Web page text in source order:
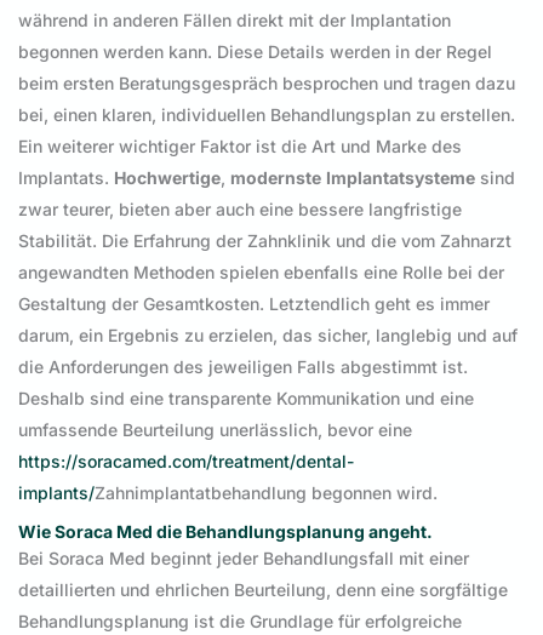
während in anderen Fällen direkt mit der Implantation
begonnen werden kann. Diese Details werden in der Regel
beim ersten Beratungsgespräch besprochen und tragen dazu
bei, einen klaren, individuellen Behandlungsplan zu erstellen.
Ein weiterer wichtiger Faktor ist die Art und Marke des
Implantats. Hochwertige, modernste Implantatsysteme sind
zwar teurer, bieten aber auch eine bessere langfristige
Stabilität. Die Erfahrung der Zahnklinik und die vom Zahnarzt
angewandten Methoden spielen ebenfalls eine Rolle bei der
Gestaltung der Gesamtkosten. Letztendlich geht es immer
darum, ein Ergebnis zu erzielen, das sicher, langlebig und auf
die Anforderungen des jeweiligen Falls abgestimmt ist.
Deshalb sind eine transparente Kommunikation und eine
umfassende Beurteilung unerlässlich, bevor eine
https://soracamed.com/treatment/dental-
implants/Zahnimplantatbehandlung begonnen wird.
Wie Soraca Med die Behandlungsplanung angeht.
Bei Soraca Med beginnt jeder Behandlungsfall mit einer
detaillierten und ehrlichen Beurteilung, denn eine sorgfältige
Behandlungsplanung ist die Grundlage für erfolgreiche